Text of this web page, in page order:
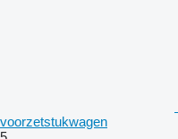
voorzetstukwagen